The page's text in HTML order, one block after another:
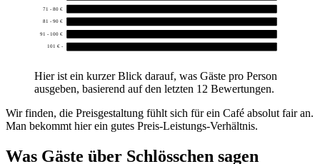
71 - 80 €
81 - 90 €
91 - 100 €
101 € -
Hier ist ein kurzer Blick darauf, was Gäste pro Person
ausgeben, basierend auf den letzten 12 Bewertungen.
Wir finden, die Preisgestaltung fühlt sich für ein Café absolut fair an.
Man bekommt hier ein gutes Preis-Leistungs-Verhältnis.
Was Gäste über Schlösschen sagen